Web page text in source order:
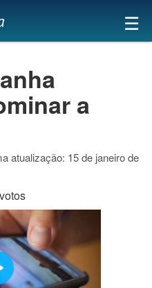
×
☰
a
atualização: 15 de janeiro de
Play